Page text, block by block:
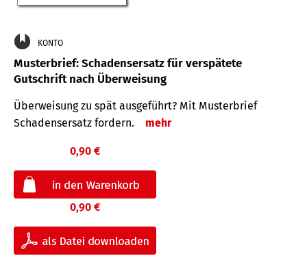
KONTO
Musterbrief: Schadensersatz für verspätete
Gutschrift nach Überweisung
Überweisung zu spät ausgeführt? Mit Musterbrief
Schadensersatz fordern.
mehr
0,90 €
0,90 €